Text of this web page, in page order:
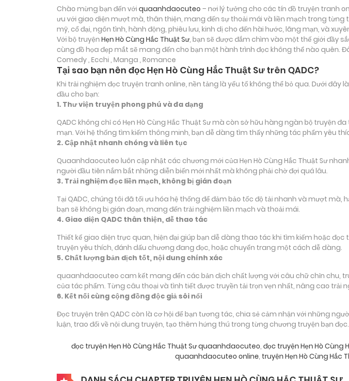
Chào mừng bạn đến với quaanhdaocuteo – nơi lý tưởng cho các tín đồ truyện tranh
ưu với giao diện mượt mà, thân thiện, mang đến sự thoải mái và liền mạch trong từng
mỹ, cổ đại, ngôn tình, hành động, phiêu lưu, kinh dị cho đến hài hước, lãng mạn, và
Với bộ truyện Hẹn Hò Cùng Hắc Thuật Sư, bạn sẽ được đắm chìm vào một thế giới đầy
cùng đồ họa đẹp mắt sẽ mang đến cho bạn một hành trình đọc không thể nào quên.
Comedy , Ecchi , Manga , Romance
Tại sao bạn nên đọc Hẹn Hò Cùng Hắc Thuật Sư trên QADC?
Khi trải nghiệm đọc truyện tranh online, nền tảng là yếu tố không thể bỏ qua. Dưới
đầu cho bạn:
1. Thư viện truyện phong phú và đa dạng
QADC không chỉ có Hẹn Hò Cùng Hắc Thuật Sư mà còn sở hữu hàng ngàn bộ truyện
mạn. Với hệ thống tìm kiếm thông minh, bạn dễ dàng tìm thấy những tác phẩm yêu
2. Cập nhật nhanh chóng và liên tục
Quaanhdaocuteo luôn cập nhật các chương mới của Hẹn Hò Cùng Hắc Thuật Sư
người đầu tiên nắm bắt những diễn biến mới nhất mà không phải chờ đợi quá lâu.
3. Trải nghiệm đọc liền mạch, không bị gián đoạn
Tại QADC, chúng tôi đã tối ưu hóa hệ thống để đảm bảo tốc độ tải nhanh và mượt
bạn sẽ không bị gián đoạn, mang đến trải nghiệm liền mạch và thoải mái.
4. Giao diện QADC thân thiện, dễ thao tác
Thiết kế giao diện trực quan, hiện đại giúp bạn dễ dàng thao tác khi tìm kiếm hoặc
truyện yêu thích, đánh dấu chương đang đọc, hoặc chuyển trang một cách dễ dàng.
5. Chất lượng bản dịch tốt, nội dung chính xác
quaanhdaocuteo cam kết mang đến các bản dịch chất lượng với câu chữ chỉn chu,
của tác phẩm. Từng câu thoại và tình tiết được truyền tải trọn vẹn nhất, nâng cao trải
6. Kết nối cùng cộng đồng độc giả sôi nổi
Đọc truyện trên QADC còn là cơ hội để bạn tương tác, chia sẻ cảm nhận với những
luận, trao đổi về nội dung truyện, tạo thêm hứng thú trong từng chương truyện bạn đọc.
đọc truyện Hẹn Hò Cùng Hắc Thuật Sư quaanhdaocuteo, đọc truyện Hẹn Hò
quaanhdaocuteo online, truyện Hẹn Hò Cùng